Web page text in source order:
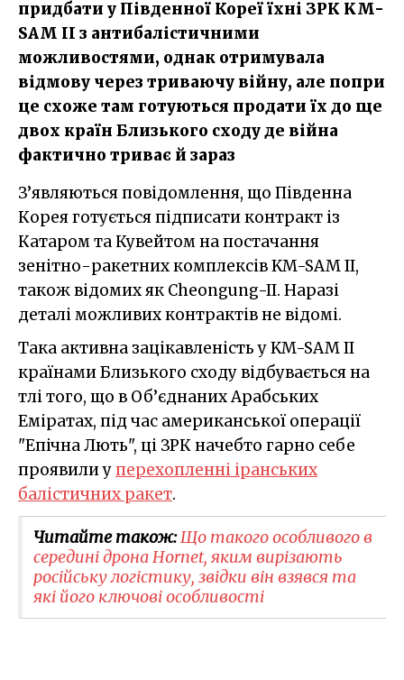
придбати у Південної Кореї їхні ЗРК KM-
SAM II з антибалістичними
можливостями, однак отримувала
відмову через триваючу війну, але попри
це схоже там готуються продати їх до ще
двох країн Близького сходу де війна
фактично триває й зараз
З’являються повідомлення, що Південна
Корея готується підписати контракт із
Катаром та Кувейтом на постачання
зенітно-ракетних комплексів KM-SAM II,
також відомих як Cheongung-II. Наразі
деталі можливих контрактів не відомі.
Така активна зацікавленість у KM-SAM II
країнами Близького сходу відбувається на
тлі того, що в Об’єднаних Арабських
Еміратах, під час американської операції
"Епічна Лють", ці ЗРК начебто гарно себе
проявили уперехопленні іранських
балістичних ракет.
Читайте також:Що такого особливого в
середині дрона Hornet, яким вирізають
російську логістику, звідки він взявся та
які його ключові особливості